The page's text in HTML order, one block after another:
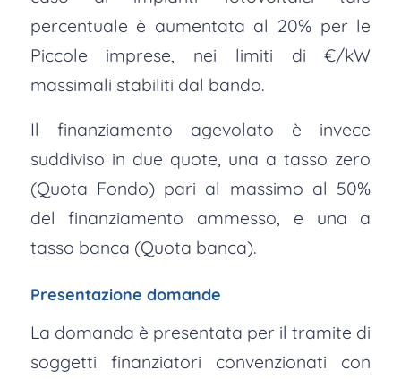
percentuale è aumentata al 20% per le
Piccole imprese, nei limiti di €/kW
massimali stabiliti dal bando.
Il finanziamento agevolato è invece
suddiviso in due quote, una a tasso zero
(Quota Fondo) pari al massimo al 50%
del finanziamento ammesso, e una a
tasso banca (Quota banca).
Presentazione domande
La domanda è presentata per il tramite di
soggetti finanziatori convenzionati con